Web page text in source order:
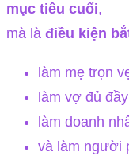
mục tiêu cuối,
mà là điều kiện
làm mẹ trọn
làm vợ đủ đầy
làm doanh
và làm người